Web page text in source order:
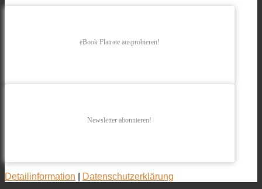
eBook Flatrate ausprobieren!
Newsletter abonnieren!
Detailinformation Datenschutzerklärung